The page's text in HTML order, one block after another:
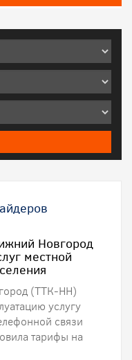
Новгород
местной
(ТТК-НН)
услугу
связи
тарифы на